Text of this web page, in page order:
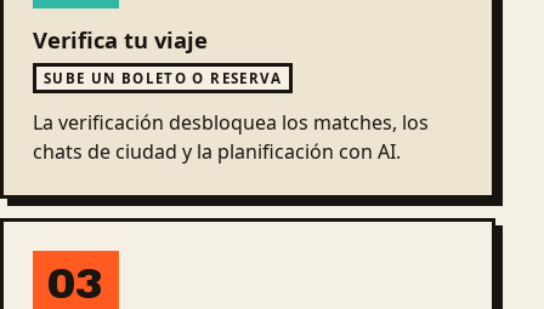
Verifica tu viaje
SUBE UN BOLETO O RESERVA
La verificación desbloquea los matches, los
chats de ciudad y la planificación con AI.
03